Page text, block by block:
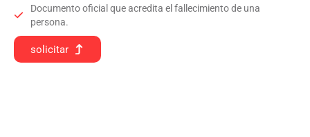
Documento oficial que acredita el fallecimiento de una
persona.
solicitar